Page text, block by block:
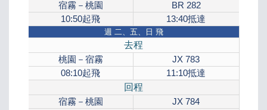
宿霧－桃園
BR 282
10:50起飛 13:40抵達
週 二、五、日 飛
去程
桃園－宿霧
JX 783
08:10起飛 11:10抵達
回程
宿霧－桃園
JX 784